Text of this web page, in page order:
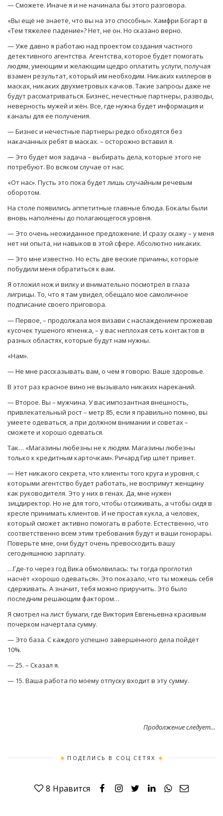
— Сможете. Иначе я и не начинала бы этого разговора.
«Вы ещё не знаете, что вы на это способны». Хамфри Богарт в
«Тем тяжелее падение»? Нет, не он. Но сказано верно.
— Уже давно я работаю над проектом создания частного
детективного агентства. Агентства, которое будет помогать
людям, умеющим и желающим щедро оплатить услуги, получая
взамен результат, который им необходим. Никаких киллеров в
масках, никаких двухметровых качков. Такие запросы даже не
будут рассматриваться. Бизнес, нечестные партнеры, разводы,
неверность мужей и жён. Все, где нужна будет информация и
каналы для ее получения.
— Бизнес и нечестные партнеры редко обходятся без
накачанных ребят в масках. – осторожно вставил я.
— Это будет моя задача – выбирать дела, которые этого не
потребуют. Во всяком случае от нас.
«От нас». Пусть это пока будет лишь случайным речевым
оборотом.
На столе появились аппетитные главные блюда. Бокалы были
вновь наполнены до полагающегося уровня.
— Это очень неожиданное предложение. И сразу скажу – у меня
нет ни опыта, ни навыков в этой сфере. Абсолютно никаких.
— Это мне известно. Но есть две веские причины, которые
побудили меня обратиться к вам.
Я отложил нож и вилку и внимательно посмотрел в глаза
лигрицы. То, что я там увидел, обещало мое самоличное
подписание своего приговора.
— Первое, – продолжала моя визави с наслаждением прожевав
кусочек тушеного ягненка, – у вас неплохая сеть контактов в
разных областях, которые будут нам нужны.
«Нам».
— Не мне рассказывать вам, о чем я говорю. Ваше здоровье.
В этот раз красное вино не вызывало никаких нареканий.
— Второе. Вы – мужчина. У вас импозантная внешность,
привлекательный рост – метр 85, если я правильно помню, вы
умеете одеваться, а при должном внимании и советах –
сможете и хорошо одеваться.
Так… «Магазины любезны не к людям. Магазины любезны
только к кредитным карточкам». Ричард Гир шлёт привет.
— Нет никакого секрета, что клиенты того круга и уровня, с
которыми агентство будет работать, не воспримут женщину
как руководителя. Это у них в генах. Да, мне нужен
зицдиректор. Но не для того, чтобы отсиживать, а чтобы сидя в
кресле принимать клиентов. И не простая кукла, а человек,
который сможет активно помогать в работе. Естественно, что
соответственно всем этим требования будут и ваши гонорары.
Поверьте мне, они будут очень превосходить вашу
сегодняшнюю зарплату.
…Где-то через год Вика обмолвилась: ты тогда проглотил
насчёт «хорошо одеваться». Это показало, что ты можешь себя
сдерживать. А значит, тебя можно приручить. Это было
последним решающим фактором…
Я смотрел на лист бумаги, где Виктория Евгеньевна красивым
почерком начертала сумму.
— Это база. С каждого успешно завершенного дела пойдёт
10%.
— 25. – Сказал я.
— 15. Ваша работа по моему отпуску входит в эту сумму.
Продолжение следует…
ПОДЕЛИСЬ В СОЦ СЕТЯХ
8 Нравится